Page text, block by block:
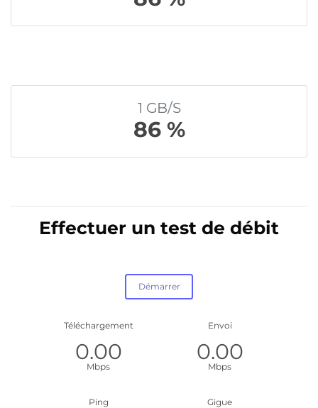
1 GB/S
86 %
Effectuer un test de débit
Téléchargement
Mbps
Envoi
Mbps
Ping Gigue